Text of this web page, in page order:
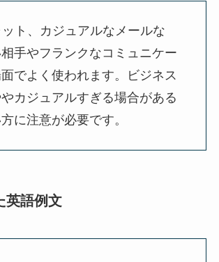
ト、カジュアルなメールな
手やフランクなコミュニケー
でよく使われます。ビジネス
カジュアルすぎる場合がある
に注意が必要です。
英語例文